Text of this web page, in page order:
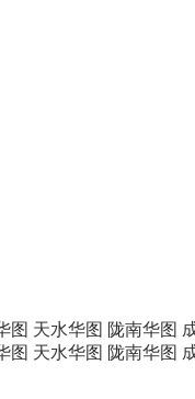
图 天水华图 陇南华图
图 天水华图 陇南华图